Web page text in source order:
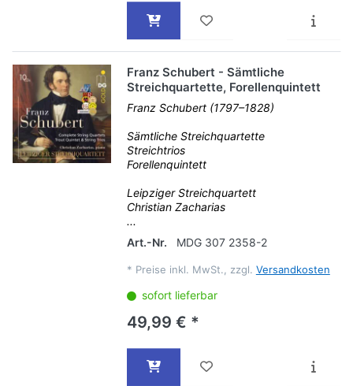
Franz Schubert - Sämtliche
Streichquartette, Forellenquintett
Franz Schubert (1797–1828)
Sämtliche Streichquartette
Streichtrios
Forellenquintett
Leipziger Streichquartett
Christian Zacharias
...
Art.-Nr.
MDG 307 2358-2
* Preise inkl. MwSt., zzgl. Versandkosten
sofort lieferbar
49,99 € *